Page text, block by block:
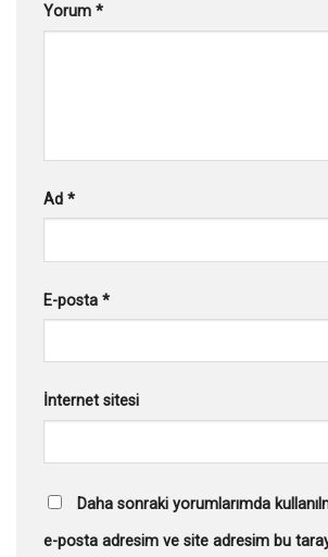
Yorum *
Ad *
E-posta *
İnternet sitesi
Daha sonraki yorumlarımda
e-posta adresim ve site adresim bu